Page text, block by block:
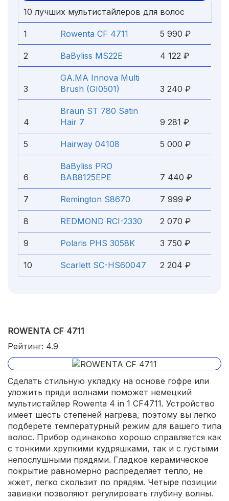
10 лучших мультистайлеров для волос
1 Rowenta CF 4711 5 990 ₽
2 BaByliss MS22E 4 122 ₽
3
GA.MA Innova Multi
Brush (GI0501)
3 240 ₽
4
Braun ST 780 Satin
Hair 7
9 281 ₽
5 Hairway 04108 5 000 ₽
6
BaByliss PRO
BAB8125EPE
7 440 ₽
7 Remington S8670 7 999 ₽
8 REDMOND RCI-2330 2 070 ₽
9 Polaris PHS 3058K 3 750 ₽
10 Scarlett SC-HS60047 2 204 ₽
ROWENTA CF 4711
Рейтинг: 4.9
Сделать стильную укладку на основе гофре или
уложить пряди волнами поможет немецкий
мультистайлер Rowenta 4 in 1 CF4711. Устройство
имеет шесть степеней нагрева, поэтому вы легко
подберете температурный режим для вашего типа
волос. Прибор одинаково хорошо справляется как
с тонкими хрупкими кудряшками, так и с густыми
непослушными прядями. Гладкое керамическое
покрытие равномерно распределяет тепло, не
жжет, легко скользит по прядям. Четыре позиции
завивки позволяют регулировать глубину волны.